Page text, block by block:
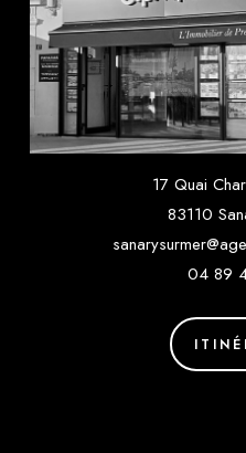
17 Quai
83110
04 89